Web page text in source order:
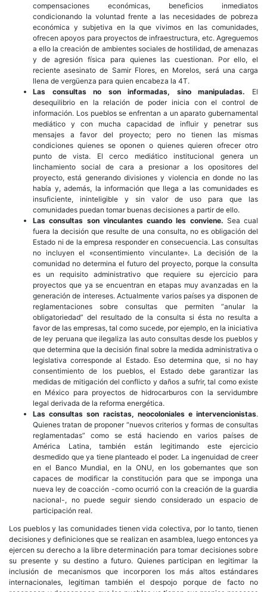
compensaciones económicas, beneficios inmediatos
condicionando la voluntad frente a las necesidades de pobreza
económica y subjetiva en la que vivimos en las comunidades,
ofrecen apoyos para proyectos de infraestructura, etc. Agreguemos
a ello la creación de ambientes sociales de hostilidad, de amenazas
y de agresión física para quienes las cuestionan. Por ello, el
reciente asesinato de Samir Flores, en Morelos, será una carga
llena de vergüenza para quien encabeza la 4T.
Las consultas no son informadas, sino manipuladas. El
desequilibrio en la relación de poder inicia con el control de
información. Los pueblos se enfrentan a un aparato gubernamental
mediático y con mucha capacidad de influir y penetrar sus
mensajes a favor del proyecto; pero no tienen las mismas
condiciones quienes se oponen o quienes quieren ofrecer otro
punto de vista. El cerco mediático institucional genera un
linchamiento social de cara a presionar a los opositores del
proyecto, está generando divisiones y violencia en donde no las
había y, además, la información que llega a las comunidades es
insuficiente, ininteligible y sin valor de uso para que las
comunidades puedan tomar buenas decisiones a partir de ello.
Las consultas son vinculantes cuando les conviene. Sea cual
fuera la decisión que resulte de una consulta, no es obligación del
Estado ni de la empresa responder en consecuencia. Las consultas
no incluyen el «consentimiento vinculante». La decisión de la
comunidad no determina el futuro del proyecto, porque la consulta
es un requisito administrativo que requiere su ejercicio para
proyectos que ya se encuentran en etapas muy avanzadas en la
generación de intereses. Actualmente varios países ya disponen de
reglamentaciones sobre consultas que permiten “anular la
obligatoriedad” del resultado de la consulta si ésta no resulta a
favor de las empresas, tal como sucede, por ejemplo, en la iniciativa
de ley peruana que ilegaliza las auto consultas desde los pueblos y
que determina que la decisión final sobre la medida administrativa o
legislativa corresponde al Estado. Eso determina que, si no hay
consentimiento de los pueblos, el Estado debe garantizar las
medidas de mitigación del conflicto y daños a sufrir, tal como existe
en México para proyectos de hidrocarburos con la servidumbre
legal derivada de la reforma energética.
Las consultas son racistas, neocoloniales e intervencionistas.
Quienes tratan de proponer “nuevos criterios y formas de consultas
reglamentadas” como se está haciendo en varios países de
América Latina, también están legitimando este ejercicio
desmedido que ya tiene planteado el poder. La ingenuidad de creer
en el Banco Mundial, en la ONU, en los gobernantes que son
capaces de modificar la constitución para que se imponga una
nueva ley de coacción -como ocurrió con la creación de la guardia
nacional-, no puede seguir siendo considerado un espacio de
participación real.
Los pueblos y las comunidades tienen vida colectiva, por lo tanto, tienen
decisiones y definiciones que se realizan en asamblea, luego entonces ya
ejercen su derecho a la libre determinación para tomar decisiones sobre
su presente y su destino a futuro. Quienes participan en legitimar la
inclusión de mecanismos que incorporen los más altos estándares
internacionales, legitiman también el despojo porque de facto no